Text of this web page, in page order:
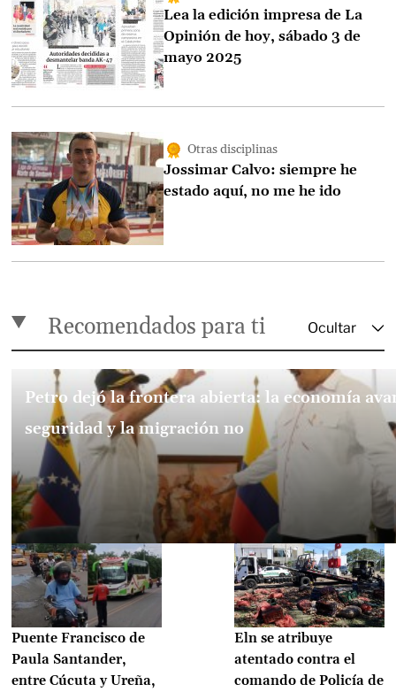
Lea la edición impresa de La
Opinión de hoy, sábado 3 de
mayo 2025
Otras disciplinas
Jossimar Calvo: siempre he
estado aquí, no me he ido
Recomendados para ti
Petro dejó la frontera abierta: la economía
seguridad y la migración no
Puente Francisco de
Paula Santander,
entre Cúcuta y Ureña,
Eln se atribuye
atentado contra el
comando de Policía de